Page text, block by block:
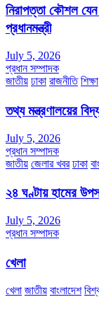
নিরাপত্তা কৌশল
প্রধানমন্ত্রী
July 5, 2026
প্রধান সম্পাদক
জাতীয় ঢাকা রাজনীতি শিক্ষা
তথ্য মন্ত্রণালয়ের
July 5, 2026
প্রধান সম্পাদক
জাতীয় জেলার খবর ঢাকা
২৪ ঘণ্টায় হামের
July 5, 2026
প্রধান সম্পাদক
খেলা
খেলা জাতীয় বাংলাদেশ